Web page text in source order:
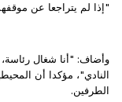
"إذا لم يتراجعا عن
وأضاف: "أنا شغال رئاسة،
النادي"، مؤكدا أن
الطرفين.